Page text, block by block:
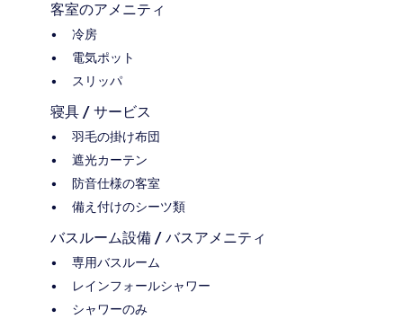
客室のアメニティ
冷房
電気ポット
スリッパ
寝具 / サービス
羽毛の掛け布団
遮光カーテン
防音仕様の客室
備え付けのシーツ類
バスルーム設備 / バスアメニティ
専用バスルーム
レインフォールシャワー
シャワーのみ